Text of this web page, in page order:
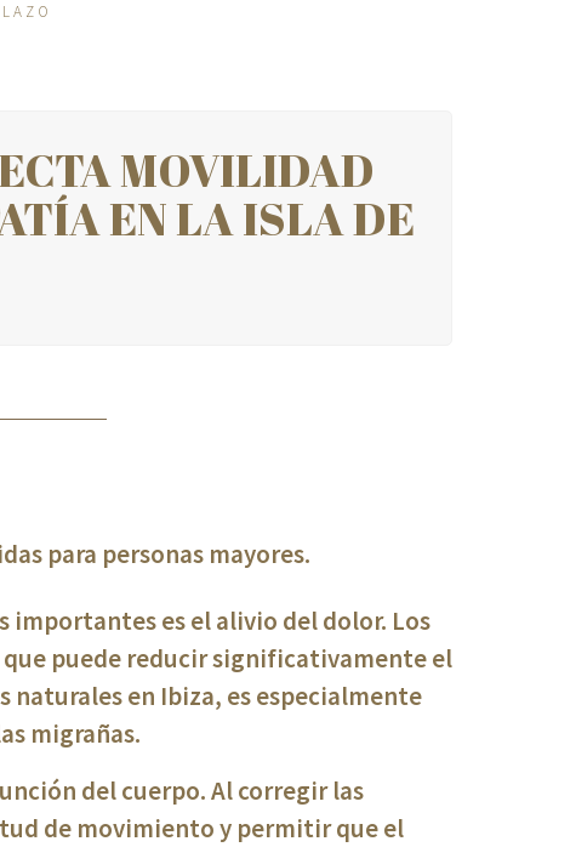
MOVILIDAD
EN LA ISLA DE
para personas mayores.
importantes es el alivio del dolor. Los
puede reducir significativamente el
en Ibiza, es especialmente
migrañas.
del cuerpo. Al corregir las
de movimiento y permitir que el